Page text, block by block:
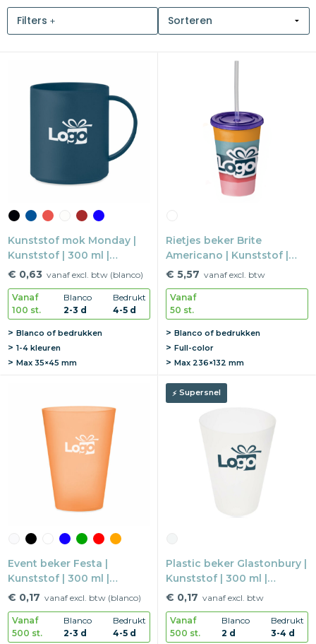
Snoepgoed
Health en wellness
Kantoorartikelen
Thema
Merken
Filters
Kunststof mok Monday |
Kunststof | 300 ml |
Herbruikbaar
€ 0,63 vanaf excl. btw (blanco)
Vanaf
100 st.
Blanco
2-3 d
Bedrukt
4-5 d
Blanco of bedrukken
1-4 kleuren
Max 35×45 mm
Rietjes beker Brite
Americano | Kunststof |
350 ml |
€ 5,57 vanaf excl. btw
Vanaf
50 st.
Blanco of bedrukken
Full-color
Max 236×132 mm
Event beker Festa |
Kunststof | 300 ml |
Herbruikbaar
€ 0,17 vanaf excl. btw (blanco)
Vanaf
500 st.
Blanco
2-3 d
Bedrukt
4-5 d
Supersnel
Plastic beker Glastonbury |
Kunststof | 300 ml |
Herbruikbaar
€ 0,17 vanaf excl. btw
Vanaf
500 st.
Blanco
2 d
Bedrukt
3-4 d